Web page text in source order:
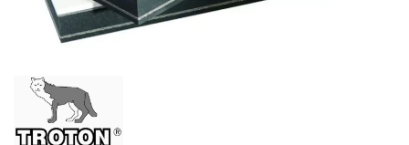
Spachteln
Polieren